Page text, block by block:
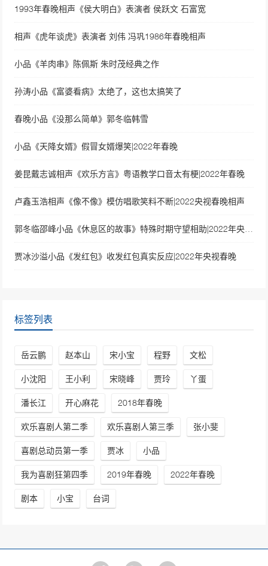
1993年春晚相声《侯大明白》表演者 侯跃文 石富宽
相声《虎年谈虎》表演者 刘伟 冯巩1986年春晚相声
小品《羊肉串》陈佩斯 朱时茂经典之作
孙涛小品《富婆看病》太绝了，这也太搞笑了
春晚小品《没那么简单》郭冬临韩雪
小品《天降女婿》假冒女婿爆笑|2022年春晚
姜昆戴志诚相声《欢乐方言》粤语教学口音太有梗|2022年春晚
卢鑫玉浩相声《像不像》模仿唱歌笑料不断|2022央视春晚相声
贾冰沙溢小品《发红包》收发红包真实反应|2022年央视春晚
标签列表
岳云鹏 赵本山 宋小宝 程野 文松
小沈阳 王小利 宋晓峰 贾玲 丫蛋
潘长江 开心麻花 2018年春晚
欢乐喜剧人第二季 欢乐喜剧人第三季 张小斐
喜剧总动员第一季 贾冰 小品
我为喜剧狂第四季 2019年春晚 2022年春晚
剧本 小宝 台词